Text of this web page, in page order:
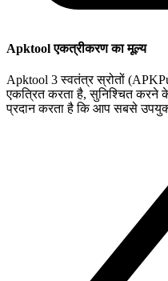
Apktool एकत्रीकरण का मूल्य
Apktool 3 स्वतंत्र स्रोतों
एकत्रित करता है, सुनिश्चित करने
प्रदान करता है कि आप सबसे